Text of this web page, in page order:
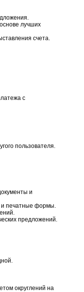
лучших
счета.
с
пользователя.
и
и печатные формы.
предложений.
округлений на